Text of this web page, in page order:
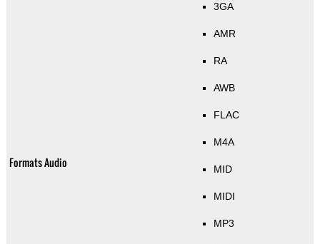
Formats Audio
3GA
AMR
RA
AWB
FLAC
M4A
MID
MIDI
MP3